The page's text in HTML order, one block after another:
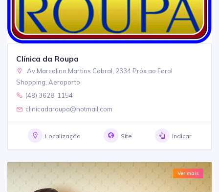
Clínica da Roupa
Av Marcolino Martins Cabral, 2334 Próx ao Farol
Shopping, Aeroporto
(48) 3628-1154
clinicadaroupa@hotmail.com
Localização Site Indicar
Ver mais